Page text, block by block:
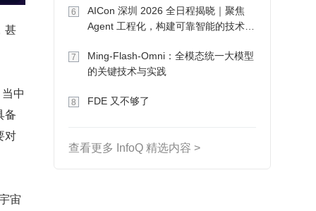
甚
中
备
对
宙
6
AICon 深圳 2026 全日程揭晓｜聚焦
Agent 工程化，构建可靠智能的技术路
7
Ming-Flash-Omni：全模态统一大模型
的关键技术与实践
8 FDE 又不够了
查看更多 InfoQ 精选内容 >